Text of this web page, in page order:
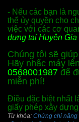
- Nếu các bạn là
thể ủy quyền cho
việc với các cơ
dựng tại Huyện
Chúng tôi sẽ
Hãy nhấc máy
0568001987 để
miễn phí!
Điều đặc biệt nhất
giấy phép xây
Từ khóa: Chứng chỉ năng